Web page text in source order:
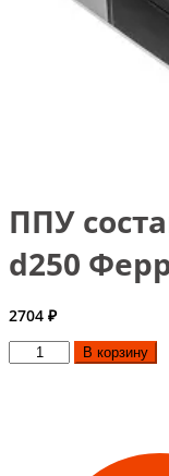
ППУ
d250
2704 ₽
КоличествоВ корзину